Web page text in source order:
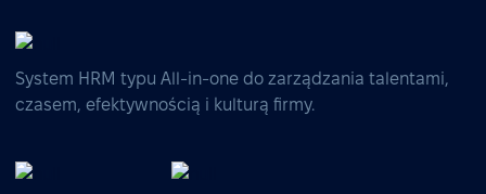
System HRM typu All-in-one do zarządzania talentami,
czasem, efektywnością i kulturą firmy.